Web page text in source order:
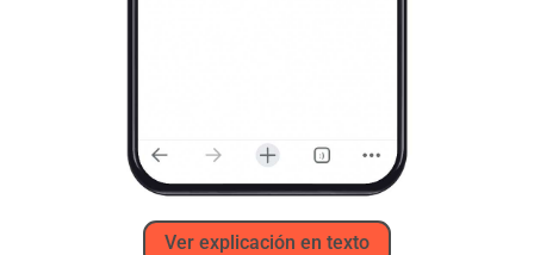
Ver explicación en texto